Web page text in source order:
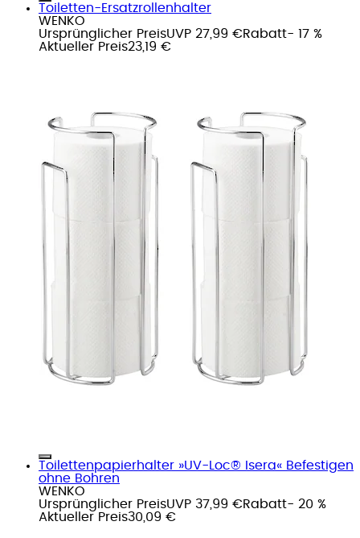
Toiletten-Ersatzrollenhalter
WENKO
Ursprünglicher PreisUVP 27,99 €Rabatt- 17 %
Aktueller Preis23,19 €
Toilettenpapierhalter »UV-Loc® Isera« Befestigen
ohne Bohren
WENKO
Ursprünglicher PreisUVP 37,99 €Rabatt- 20 %
Aktueller Preis30,09 €